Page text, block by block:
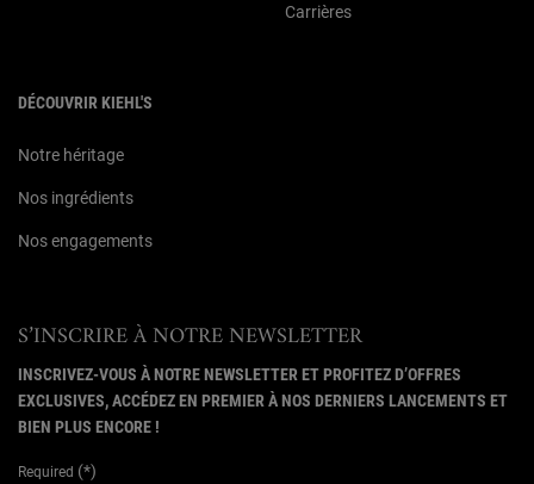
Carrières
DÉCOUVRIR KIEHL'S
Notre héritage
Nos ingrédients
Nos engagements
S’INSCRIRE À NOTRE NEWSLETTER
INSCRIVEZ-VOUS À NOTRE NEWSLETTER ET PROFITEZ D’OFFRES
EXCLUSIVES, ACCÉDEZ EN PREMIER À NOS DERNIERS LANCEMENTS ET
BIEN PLUS ENCORE !
Required (*)